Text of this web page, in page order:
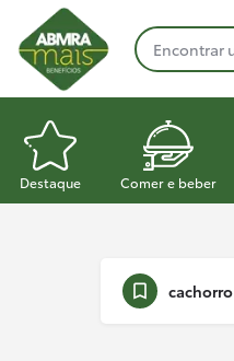
Destaque Comer e beber
cachorro